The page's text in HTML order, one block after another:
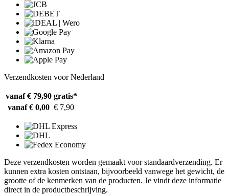
Verzendkosten voor Nederland
vanaf € 79,90 gratis*
vanaf € 0,00 € 7,90
Deze verzendkosten worden gemaakt voor standaardverzending. Er
kunnen extra kosten ontstaan, bijvoorbeeld vanwege het gewicht, de
grootte of de kenmerken van de producten. Je vindt deze informatie
direct in de productbeschrijving.